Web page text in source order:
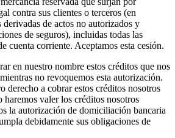
contra sus clientes o terceros (en
de actos no autorizados y
de seguros), incluidas todas las
cuenta corriente. Aceptamos esta cesión.
en nuestro nombre estos créditos que nos
no revoquemos esta autorización.
derecho a cobrar estos créditos nosotros
haremos valer los créditos nosotros
la autorización de domiciliación bancaria
debidamente sus obligaciones de